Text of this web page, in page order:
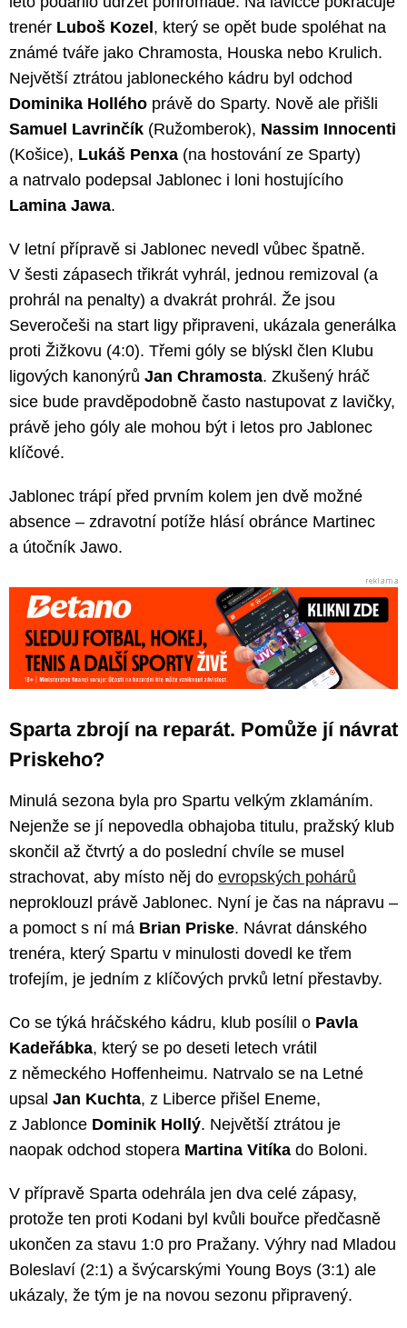
trenér Luboš Kozel, který se opět bude spoléhat na
známé tváře jako Chramosta, Houska nebo Krulich.
Největší ztrátou jabloneckého kádru byl odchod
Dominika Hollého právě do Sparty. Nově ale přišli
Samuel Lavrinčík (Ružomberok), Nassim Innocenti
(Košice), Lukáš Penxa (na hostování ze Sparty)
a natrvalo podepsal Jablonec i loni hostujícího
Lamina Jawa.
V letní přípravě si Jablonec nevedl vůbec špatně.
V šesti zápasech třikrát vyhrál, jednou remizoval (a
prohrál na penalty) a dvakrát prohrál. Že jsou
Severočeši na start ligy připraveni, ukázala generálka
proti Žižkovu (4:0). Třemi góly se blýskl člen Klubu
ligových kanonýrů Jan Chramosta. Zkušený hráč
sice bude pravděpodobně často nastupovat z lavičky,
právě jeho góly ale mohou být i letos pro Jablonec
klíčové.
Jablonec trápí před prvním kolem jen dvě možné
absence – zdravotní potíže hlásí obránce Martinec
a útočník Jawo.
Sparta zbrojí na reparát. Pomůže jí návrat
Priskeho?
Minulá sezona byla pro Spartu velkým zklamáním.
Nejenže se jí nepovedla obhajoba titulu, pražský klub
skončil až čtvrtý a do poslední chvíle se musel
strachovat, aby místo něj do evropských pohárů
neproklouzl právě Jablonec. Nyní je čas na nápravu –
a pomoct s ní má Brian Priske. Návrat dánského
trenéra, který Spartu v minulosti dovedl ke třem
trofejím, je jedním z klíčových prvků letní přestavby.
Co se týká hráčského kádru, klub posílil o Pavla
Kadeřábka, který se po deseti letech vrátil
z německého Hoffenheimu. Natrvalo se na Letné
upsal Jan Kuchta, z Liberce přišel Eneme,
z Jablonce Dominik Hollý. Největší ztrátou je
naopak odchod stopera Martina Vitíka do Boloni.
V přípravě Sparta odehrála jen dva celé zápasy,
protože ten proti Kodani byl kvůli bouřce předčasně
ukončen za stavu 1:0 pro Pražany. Výhry nad Mladou
Boleslaví (2:1) a švýcarskými Young Boys (3:1) ale
ukázaly, že tým je na novou sezonu připravený.